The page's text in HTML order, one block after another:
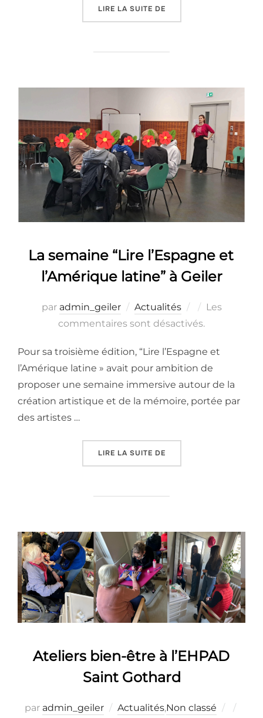
LIRE LA SUITE DE« LES ÉLÈVES DU
La semaine “Lire l’Espagne et
l’Amérique latine” à Geiler
par admin_geiler Actualités
Publié
le
Les
commentaires sont désactivés.
Pour sa troisième édition, “Lire l’Espagne et
l’Amérique latine » avait pour ambition de
proposer une semaine immersive autour de la
création artistique et de la mémoire, portée par
des artistes …
LIRE LA SUITE DE« LA SEMAINE “LIRE
Ateliers bien-être à l’EHPAD
Saint Gothard
par admin_geiler Actualités,Non classé
Publié